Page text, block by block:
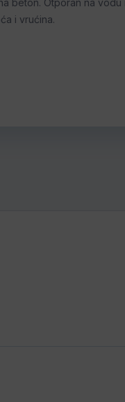
beton. Otporan na
i vrućina.